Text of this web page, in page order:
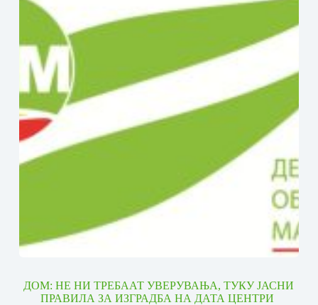
ДОМ: НЕ НИ ТРЕБААТ УВЕРУВАЊА, ТУКУ ЈАСНИ
ПРАВИЛА ЗА ИЗГРАДБА НА ДАТА ЦЕНТРИ